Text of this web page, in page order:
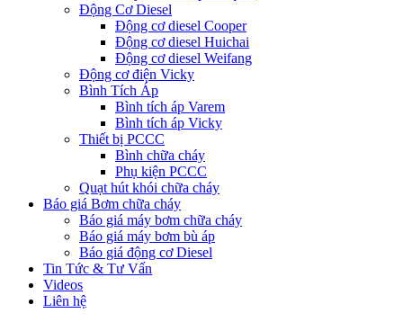
Động Cơ Diesel
Động cơ diesel Cooper
Động cơ diesel Huichai
Động cơ diesel Weifang
Động cơ điện Vicky
Bình Tích Áp
Bình tích áp Varem
Bình tích áp Vicky
Thiết bị PCCC
Bình chữa cháy
Phụ kiện PCCC
Quạt hút khói chữa cháy
Báo giá Bơm chữa cháy
Báo giá máy bơm chữa cháy
Báo giá máy bơm bù áp
Báo giá động cơ Diesel
Tin Tức & Tư Vấn
Videos
Liên hệ